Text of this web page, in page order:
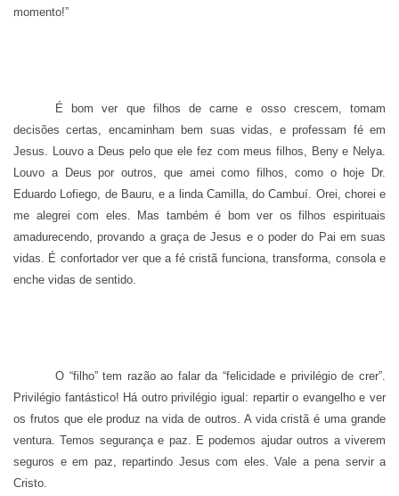
momento!”
É bom ver que filhos de carne e osso crescem, tomam
decisões certas, encaminham bem suas vidas, e professam fé em
Jesus. Louvo a Deus pelo que ele fez com meus filhos, Beny e Nelya.
Louvo a Deus por outros, que amei como filhos, como o hoje Dr.
Eduardo Lofiego, de Bauru, e a linda Camilla, do Cambuí. Orei, chorei e
me alegrei com eles. Mas também é bom ver os filhos espirituais
amadurecendo, provando a graça de Jesus e o poder do Pai em suas
vidas. É confortador ver que a fé cristã funciona, transforma, consola e
enche vidas de sentido.
O “filho” tem razão ao falar da “felicidade e privilégio de crer”.
Privilégio fantástico! Há outro privilégio igual: repartir o evangelho e ver
os frutos que ele produz na vida de outros. A vida cristã é uma grande
ventura. Temos segurança e paz. E podemos ajudar outros a viverem
seguros e em paz, repartindo Jesus com eles. Vale a pena servir a
Cristo.